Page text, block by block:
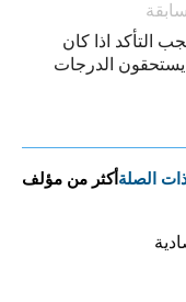
التأكد اذا كان
يستحقون الدرجات
ذات الصلة أكثر من مؤلف